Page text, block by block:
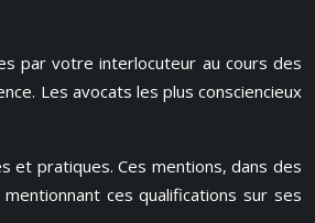
par votre interlocuteur au cours des
Les avocats les plus consciencieux
et pratiques. Ces mentions, dans des
ces qualifications sur ses